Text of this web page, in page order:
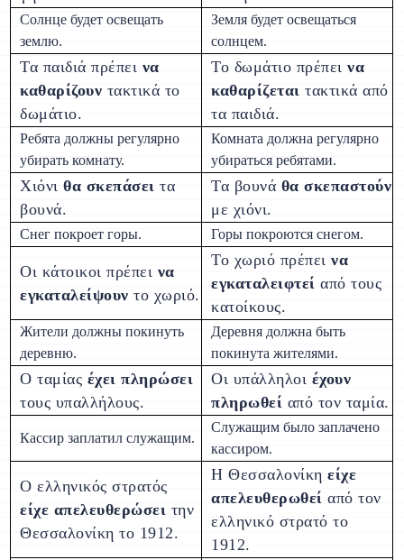
Солнце будет освещать
землю.
Земля будет освещаться
солнцем.
Τα παιδιά πρέπει να
καθαρίζουν τακτικά το
δωμάτιο.
То δωμάτιο πρέπεινα
καθαρίζεται τακτικά από
τα παιδιά.
Ребята должны регулярно
убирать комнату.
Комната должна регулярно
убираться ребятами.
Χιόνιθα σκεπάσει τα
βουνά.
Τα βουνά θα σκεπαστούν
με χιόνι.
Снег покроет горы. Горы покроются снегом.
Οι κάτοικοι πρέπει να
εγκαταλείψουν το χωριό.
Το χωριό πρέπεινα
εγκαταλειφτεί από τους
κατοίκους.
Жители должны покинуть
деревню.
Деревня должна быть
покинута жителями.
О ταμίας έχει πληρώσει
τους υπαλλήλους.
Οι υπάλληλοι έχουν
πληρωθεί από τον ταμία.
Кассир заплатил служащим.
Служащим было заплачено
кассиром.
Ο ελληνικός στρατός
είχε απελευθερώσει την
Θεσσαλονίκη το 1912.
Η Θεσσαλονίκηείχε
απελευθερωθεί από τον
ελληνικό στρατό το
1912.